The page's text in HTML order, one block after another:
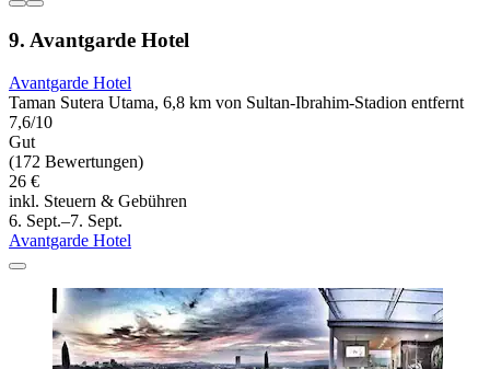
9. Avantgarde Hotel
Avantgarde Hotel
Taman Sutera Utama, 6,8 km von Sultan-Ibrahim-Stadion entfernt
7,6/10
Gut
(172 Bewertungen)
26 €
inkl. Steuern & Gebühren
6. Sept.–7. Sept.
Avantgarde Hotel